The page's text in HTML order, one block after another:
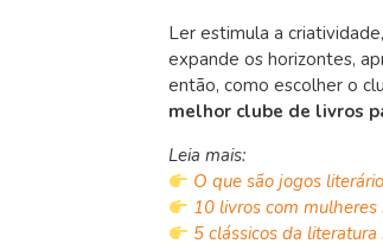
Ler estimula a
expande os horizontes,
então, como escolher o
melhor clube de livros
Leia mais:
O que são jogos
10 livros com
5 clássicos da